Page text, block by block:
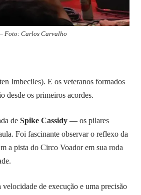
Foto: Carlos Carvalho
Imbeciles). E os veteranos formados
desde os primeiros acordes.
de Spike Cassidy — os pilares
Foi fascinante observar o reflexo da
a pista do Circo Voador em sua roda
de execução e uma precisão